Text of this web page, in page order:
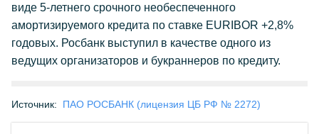
виде 5-летнего срочного необеспеченного
амортизируемого кредита по ставке EURIBOR +2,8%
годовых. Росбанк выступил в качестве одного из
ведущих организаторов и букраннеров по кредиту.
Источник: ПАО РОСБАНК (лицензия ЦБ РФ № 2272)